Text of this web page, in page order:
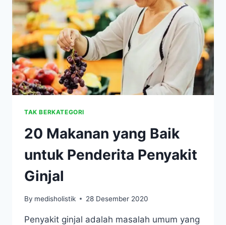
TAK BERKATEGORI
20 Makanan yang Baik
untuk Penderita Penyakit
Ginjal
By medisholistik 28 Desember 2020
Penyakit ginjal adalah masalah umum yang